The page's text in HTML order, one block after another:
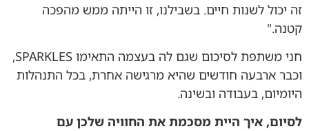
זה יכול לשנות חיים. בשבילנו, זו הייתה ממש מהפכה
קטנה."
חני משתפת לסיכום שגם לה בעצמה התאימו SPARKLES,
וכבר ארבעה חודשים שהיא מרגישה אחרת, בכל התנהלות
היומיום, בעבודה ובשינה.
לסיום, איך היית מסכמת את החוויה שלכן עם